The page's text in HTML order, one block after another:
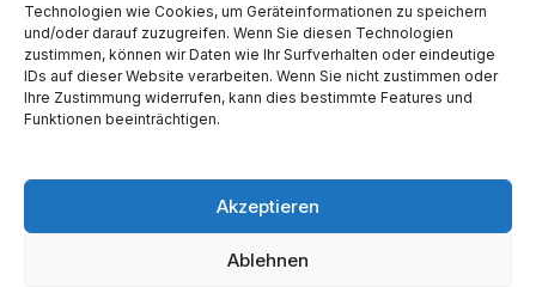
Technologien wie Cookies, um Geräteinformationen zu speichern
und/oder darauf zuzugreifen. Wenn Sie diesen Technologien
zustimmen, können wir Daten wie Ihr Surfverhalten oder eindeutige
IDs auf dieser Website verarbeiten. Wenn Sie nicht zustimmen oder
Ihre Zustimmung widerrufen, kann dies bestimmte Features und
Funktionen beeinträchtigen.
Akzeptieren
Ablehnen
Website
Alternative: